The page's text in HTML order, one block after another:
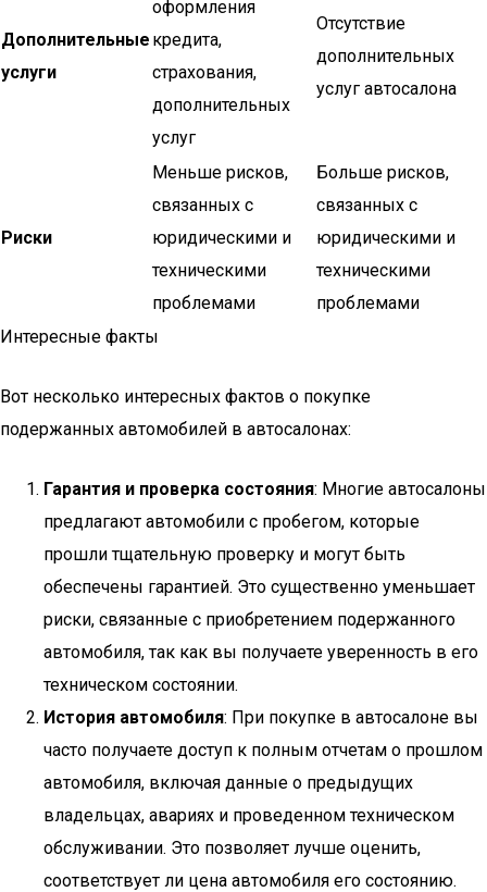
Дополнительные
услуги
оформления
кредита,
страхования,
дополнительных
услуг
Отсутствие
дополнительных
услуг автосалона
Риски
Меньше рисков,
связанных с
юридическими и
техническими
проблемами
Больше рисков,
связанных с
юридическими и
техническими
проблемами
Интересные факты
Вот несколько интересных фактов о покупке
подержанных автомобилей в автосалонах:
Гарантия и проверка состояния: Многие автосалоны
предлагают автомобили с пробегом, которые
прошли тщательную проверку и могут быть
обеспечены гарантией. Это существенно уменьшает
риски, связанные с приобретением подержанного
автомобиля, так как вы получаете уверенность в его
техническом состоянии.
История автомобиля: При покупке в автосалоне вы
часто получаете доступ к полным отчетам о прошлом
автомобиля, включая данные о предыдущих
владельцах, авариях и проведенном техническом
обслуживании. Это позволяет лучше оценить,
соответствует ли цена автомобиля его состоянию.